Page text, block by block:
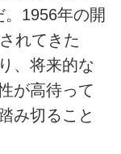
1956年の開
れてきた
、将来的な
が高待って
み切ること